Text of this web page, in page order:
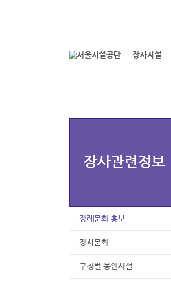
장사시설
장사관련정보
장례문화 홍보
장사문화
구청별 봉안시설